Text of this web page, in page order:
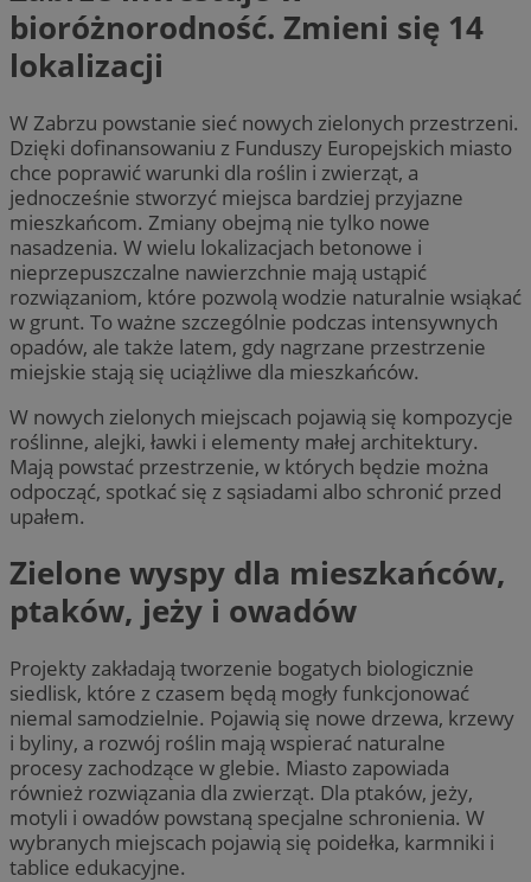
bioróżnorodność. Zmieni się 14
lokalizacji
W Zabrzu powstanie sieć nowych zielonych przestrzeni.
Dzięki dofinansowaniu z Funduszy Europejskich miasto
chce poprawić warunki dla roślin i zwierząt, a
jednocześnie stworzyć miejsca bardziej przyjazne
mieszkańcom. Zmiany obejmą nie tylko nowe
nasadzenia. W wielu lokalizacjach betonowe i
nieprzepuszczalne nawierzchnie mają ustąpić
rozwiązaniom, które pozwolą wodzie naturalnie wsiąkać
w grunt. To ważne szczególnie podczas intensywnych
opadów, ale także latem, gdy nagrzane przestrzenie
miejskie stają się uciążliwe dla mieszkańców.
W nowych zielonych miejscach pojawią się kompozycje
roślinne, alejki, ławki i elementy małej architektury.
Mają powstać przestrzenie, w których będzie można
odpocząć, spotkać się z sąsiadami albo schronić przed
upałem.
Zielone wyspy dla mieszkańców,
ptaków, jeży i owadów
Projekty zakładają tworzenie bogatych biologicznie
siedlisk, które z czasem będą mogły funkcjonować
niemal samodzielnie. Pojawią się nowe drzewa, krzewy
i byliny, a rozwój roślin mają wspierać naturalne
procesy zachodzące w glebie. Miasto zapowiada
również rozwiązania dla zwierząt. Dla ptaków, jeży,
motyli i owadów powstaną specjalne schronienia. W
wybranych miejscach pojawią się poidełka, karmniki i
tablice edukacyjne.